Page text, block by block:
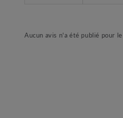
Aucun avis n'a été publié pour